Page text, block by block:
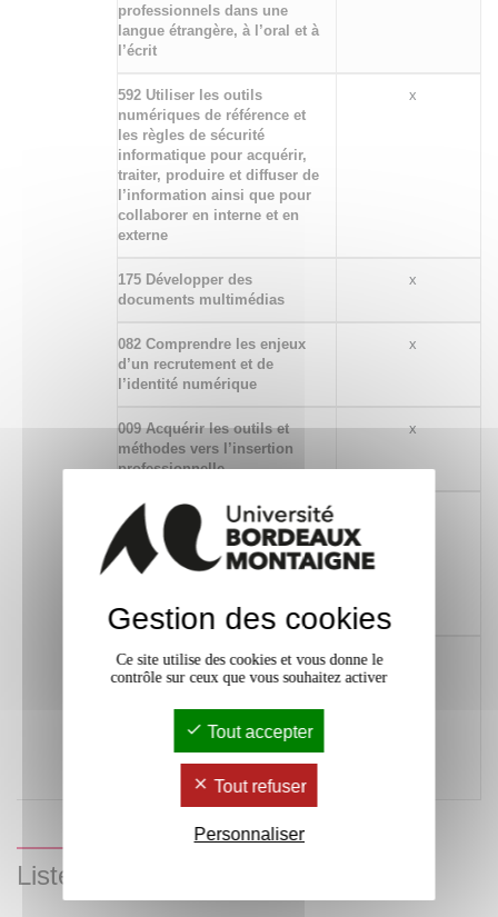
professionnels dans une
langue étrangère, à l’oral et à
l’écrit
592 Utiliser les outils
numériques de référence et
les règles de sécurité
informatique pour acquérir,
traiter, produire et diffuser de
l’information ainsi que pour
collaborer en interne et en
externe
x
175 Développer des
documents multimédias
x
082 Comprendre les enjeux
d’un recrutement et de
l’identité numérique
x
009 Acquérir les outils et
méthodes vers l’insertion
professionnelle
x
184 Développer une
argumentation à l'écrit
comme à l'oral et analyser
avec esprit critique diverses
de spécialité
062 Communiquer à des fins
de formation ou de transfert
par oral et par écrit, en
français et dans au moins une
langue étrangère
Liste des enseignements
Gestion des cookies
Ce site utilise des cookies et vous donne le
contrôle sur ceux que vous souhaitez activer
Tout accepter
Tout refuser
Personnaliser